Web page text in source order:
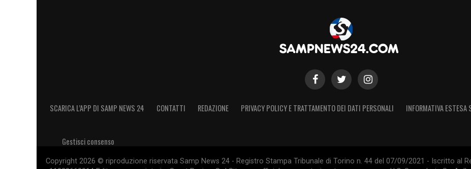
SCARICA L’APP DI SAMP NEWS 24 CONTATTI REDAZIONE PRIVACY POLICY E TRATTAMENTO DEI DATI PERSONALI INFORMATIVA ESTESA
Gestisci consenso
Copyright 2026 © riproduzione riservata Samp News 24 - Registro Stampa Tribunale di Torino n. 44 del 07/09/2021 - Iscritto al